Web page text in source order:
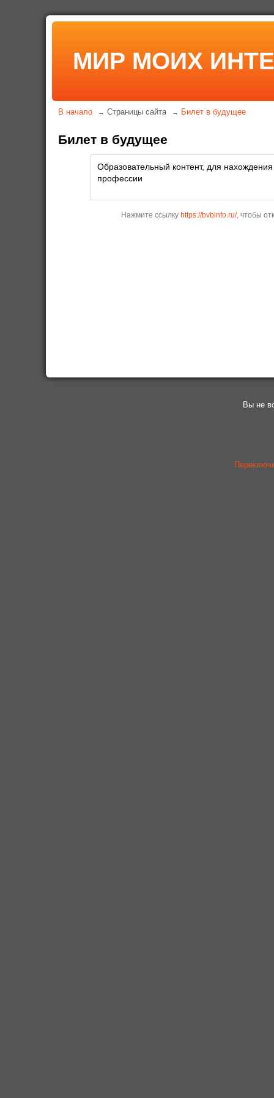
МИР МОИХ
В начало → Страницы сайта → Билет в будущее
Билет в будущее
Образовательный контент, для
профессии
Нажмите ссылку https://bvbinfo.ru/, чтобы
Вы не